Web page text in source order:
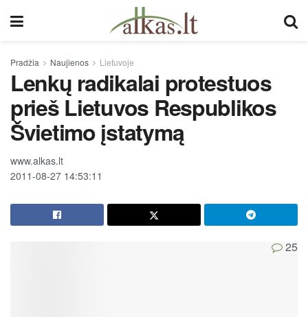
Pradžia Naujienos Lietuvoje
Lenkų radikalai protestuos
prieš Lietuvos Respublikos
Švietimo įstatymą
www.alkas.lt
2011-08-27 14:53:11
25